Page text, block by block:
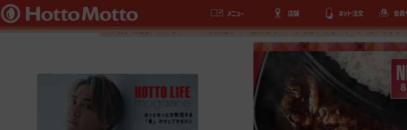
メニュー 店舗 ネット注文 会員
ほっともっと公式サイト
令和8年熊本地震の影響におきまして被災された皆様に、心よりお見舞い申し上げます。 熊
業時間の変更、およびメニューを限定しての営業をしている場合がございます。 何卒ご了承